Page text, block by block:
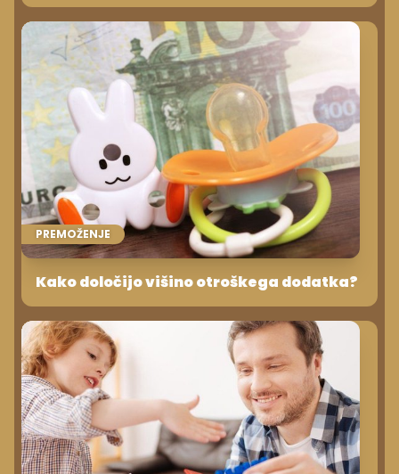
PREMOŽENJE
Kako določijo višino otroškega dodatka?